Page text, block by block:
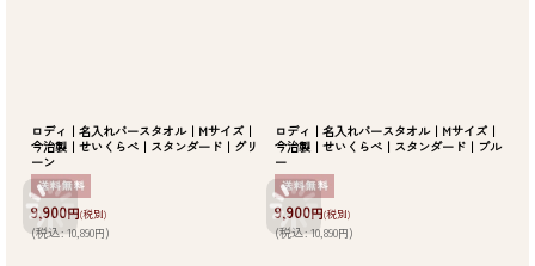
ロディ｜名入れバースタオル｜Mサイズ｜
今治製｜せいくらべ｜スタンダード｜グリ
ーン
9,900円(税別)
(税込: 10,890円)
ロディ｜名入れバースタオル｜Mサイズ｜
今治製｜せいくらべ｜スタンダード｜ブル
ー
9,900円(税別)
(税込: 10,890円)